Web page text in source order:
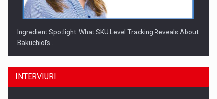
Ingredient Spotlight: What SKU Level Tracking Reveals About
Bakuchiol's…
INTERVIURI